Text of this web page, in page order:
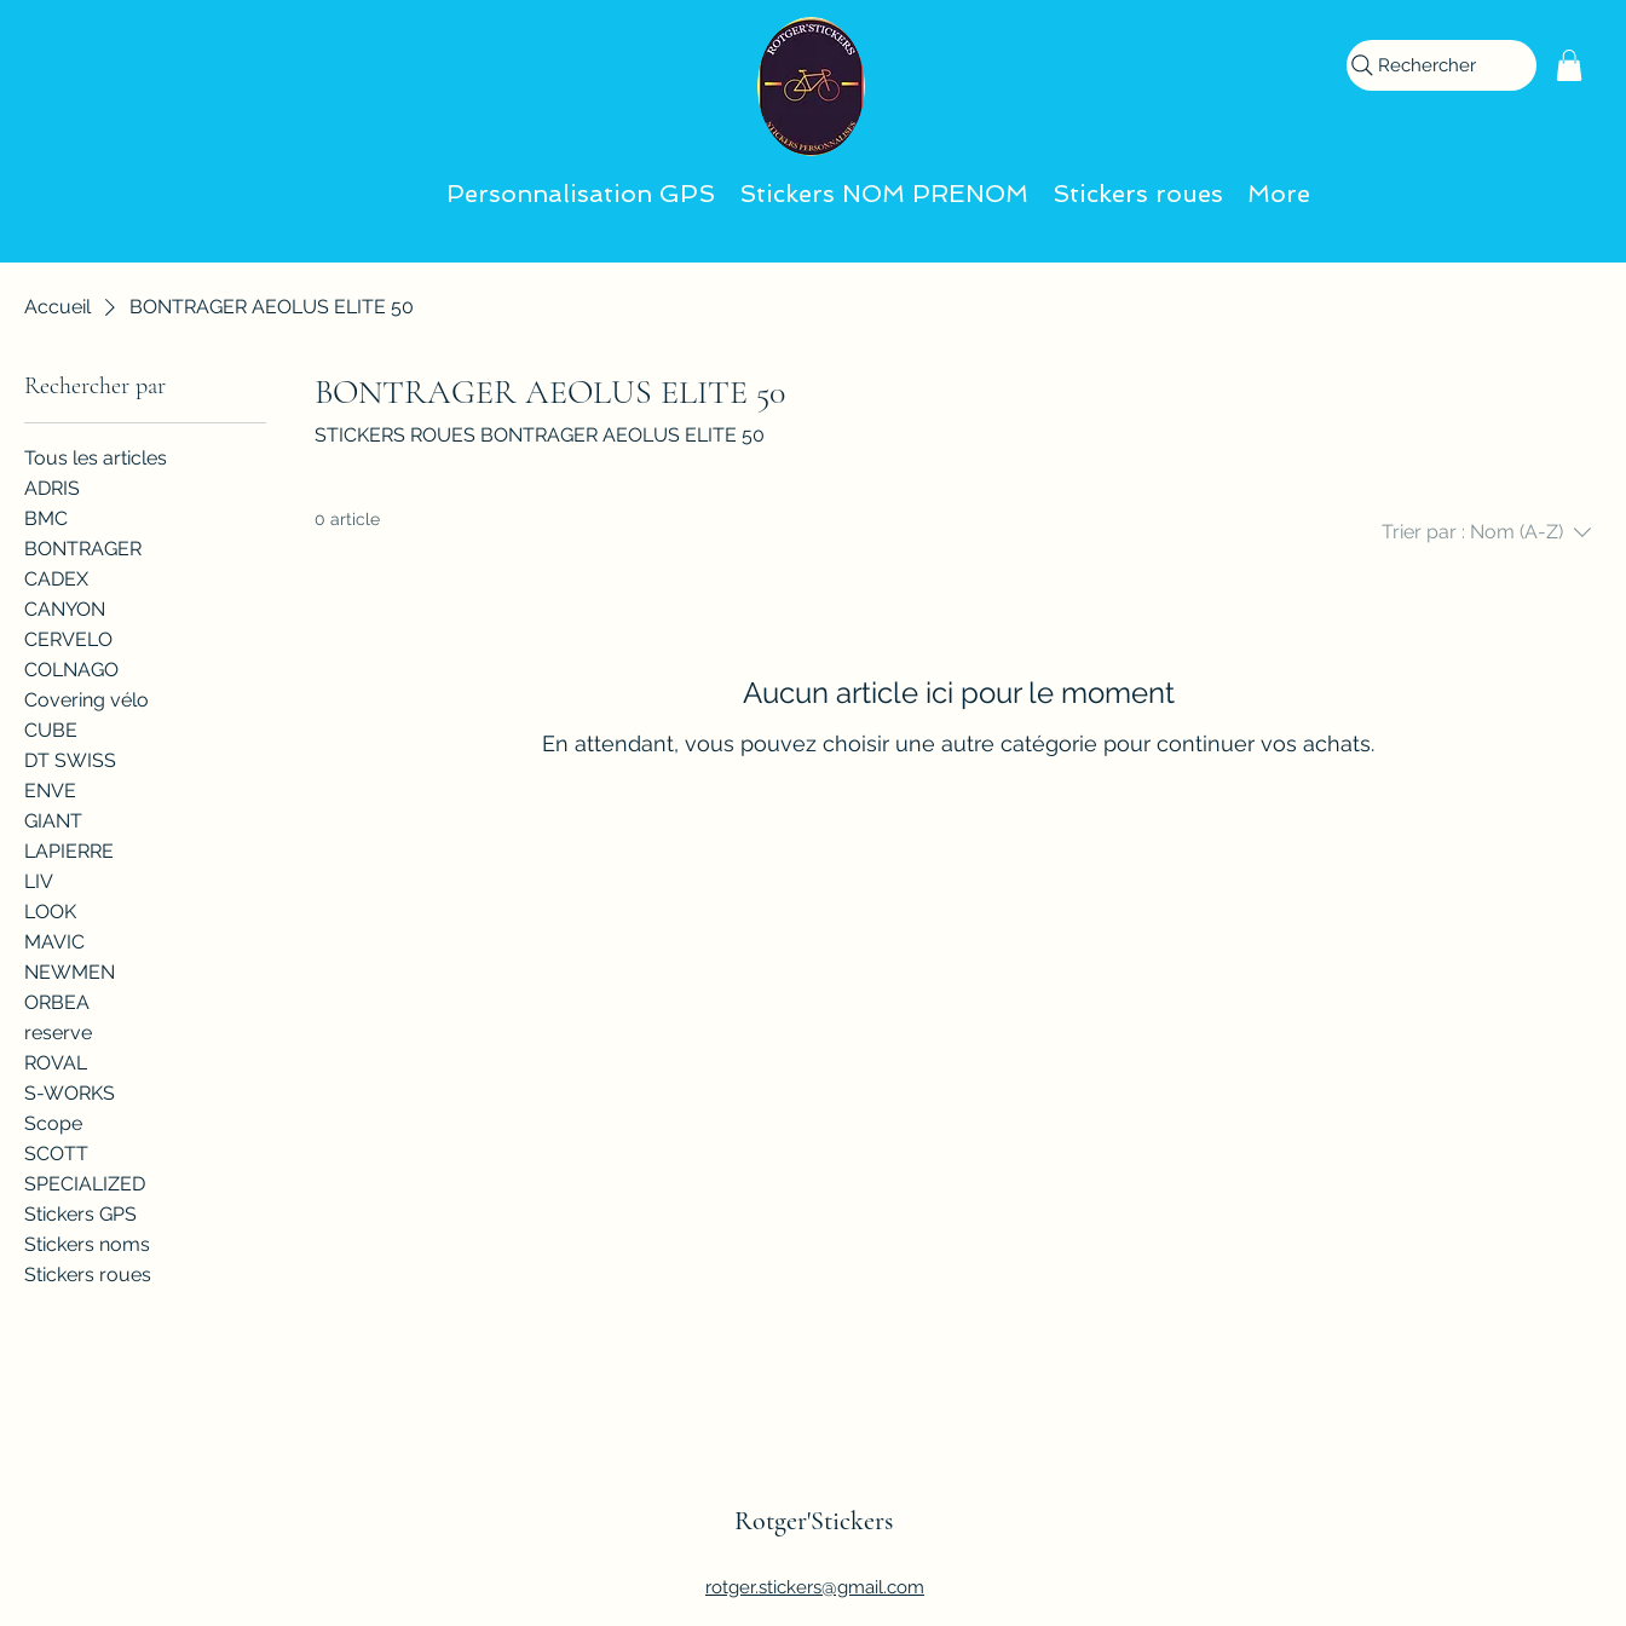
Personnalisation GPS Stickers NOM PRENOM Stickers roues More
Rechercher
Accueil BONTRAGER AEOLUS ELITE 50
Rechercher par
Tous les articles
ADRIS
BMC
BONTRAGER
CADEX
CANYON
CERVELO
COLNAGO
Covering vélo
CUBE
DT SWISS
ENVE
GIANT
LAPIERRE
LIV
LOOK
MAVIC
NEWMEN
ORBEA
reserve
ROVAL
S-WORKS
Scope
SCOTT
SPECIALIZED
Stickers GPS
Stickers noms
Stickers roues
BONTRAGER AEOLUS ELITE 50
STICKERS ROUES BONTRAGER AEOLUS ELITE 50
0 article
Trier par : Nom (A-Z)
Aucun article ici pour le moment
En attendant, vous pouvez choisir une autre catégorie pour continuer vos achats.
Rotger'Stickers
rotger.stickers@gmail.com